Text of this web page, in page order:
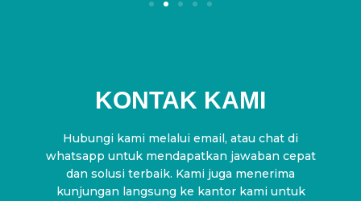
KONTAK KAMI
Hubungi kami melalui email, atau chat di
whatsapp untuk mendapatkan jawaban cepat
dan solusi terbaik. Kami juga menerima
kunjungan langsung ke kantor kami untuk